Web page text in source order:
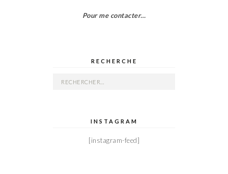
Pour me contacter…
RECHERCHE
Rechercher :
INSTAGRAM
[instagram-feed]